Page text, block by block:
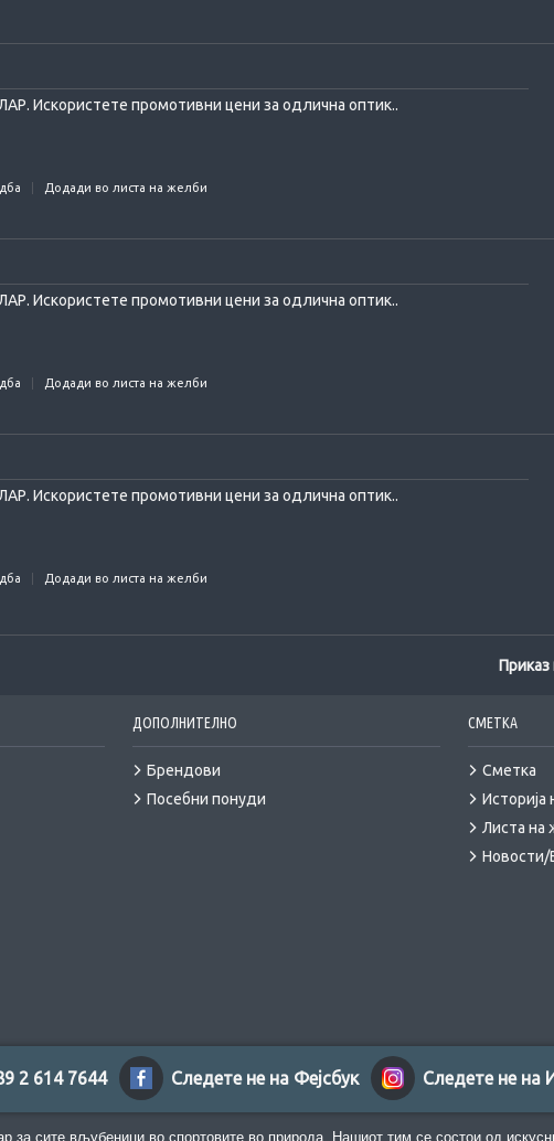
Додади во листа на желби
Искористете промотивни цени за одлична оптик..
Додади во листа на желби
Искористете промотивни цени за одлична оптик..
Додади во листа на желби
Искористете промотивни цени за одлична оптик..
ДОПОЛНИТЕЛНО
Брендови
Посебни понуди
СМЕТКА
Сметка
Историја
Листа на
Новости/
2 614 7644 Следете не на Фејсбук Следете не на
за сите вљубеници во спортовите во природа. Нашиот тим се состои од